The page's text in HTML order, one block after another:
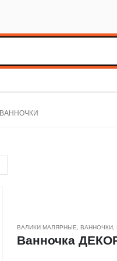
ВАННОЧКИ
ВАЛИКИ МАЛЯРНЫЕ ВАННОЧКИ
Ванночка